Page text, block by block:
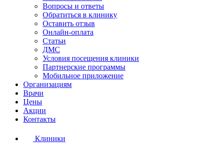
Вопросы и ответы
Обратиться в клинику
Оставить отзыв
Онлайн-оплата
Статьи
ДМС
Условия посещения клиники
Партнерские программы
Мобильное приложение
Организациям
Врачи
Цены
Акции
Контакты
Клиники